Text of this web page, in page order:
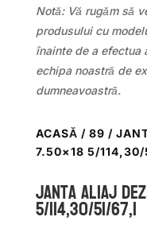
Notă: Vă rugăm să
produsului cu
înainte de a efectua
echipa noastră de
dumneavoastră.
ACASĂ / 89 /
7.50×18 5/114,30/
Janta aliaj
5/114,30/51/67,1